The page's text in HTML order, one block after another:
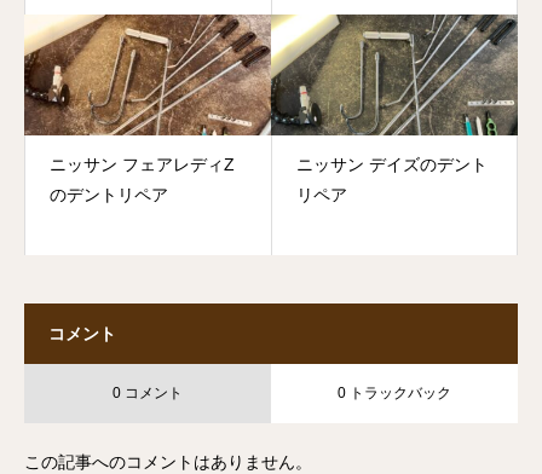
ニッサン フェアレディZ
のデントリペア
ニッサン デイズのデント
リペア
コメント
0 コメント 0 トラックバック
この記事へのコメントはありません。